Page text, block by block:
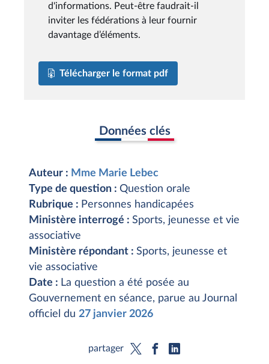
d'informations. Peut-être faudrait-il
inviter les fédérations à leur fournir
davantage d’éléments.
Télécharger le format pdf
Données clés
Auteur : Mme Marie Lebec
Type de question : Question orale
Rubrique : Personnes handicapées
Ministère interrogé : Sports, jeunesse et vie
associative
Ministère répondant : Sports, jeunesse et
vie associative
Date : La question a été posée au
Gouvernement en séance, parue au Journal
officiel du 27 janvier 2026
partager